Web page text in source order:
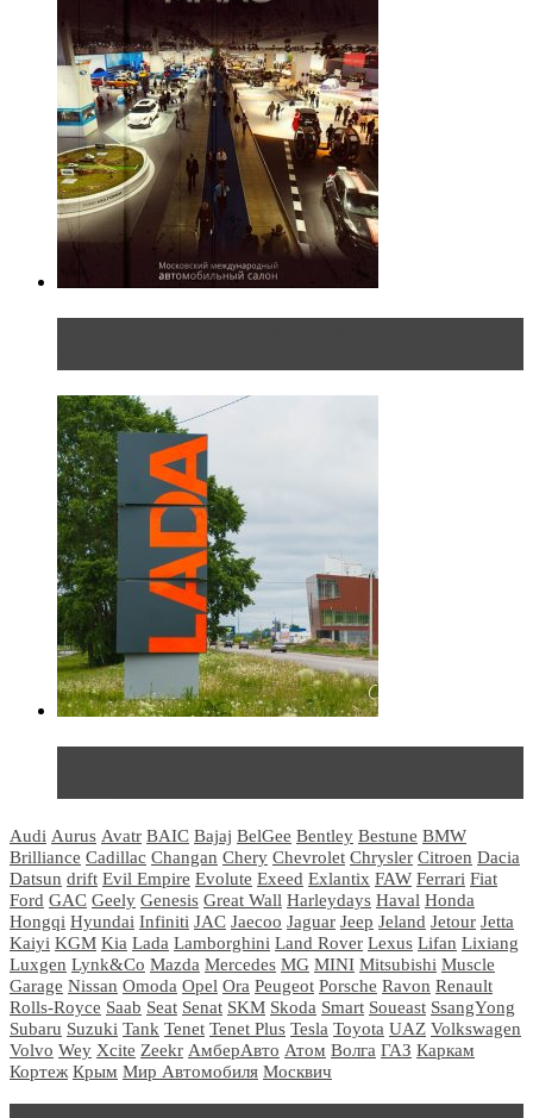
Audi Aurus Avatr BAIC Bajaj BelGee Bentley Bestune BMW
Brilliance Cadillac Changan Chery Chevrolet Chrysler Citroen Dacia
Datsun drift Evil Empire Evolute Exeed Exlantix FAW Ferrari Fiat
Ford GAC Geely Genesis Great Wall Harleydays Haval Honda
Hongqi Hyundai Infiniti JAC Jaecoo Jaguar Jeep Jeland Jetour Jetta
Kaiyi KGM Kia Lada Lamborghini Land Rover Lexus Lifan Lixiang
Luxgen Lynk&Co Mazda Mercedes MG MINI Mitsubishi Muscle
Garage Nissan Omoda Opel Ora Peugeot Porsche Ravon Renault
Rolls-Royce Saab Seat Senat SKM Skoda Smart Soueast SsangYong
Subaru Suzuki Tank Tenet Tenet Plus Tesla Toyota UAZ Volkswagen
Volvo Wey Xcite Zeekr АмберАвто Атом Волга ГАЗ Каркам
Кортеж Крым Мир Автомобиля Москвич